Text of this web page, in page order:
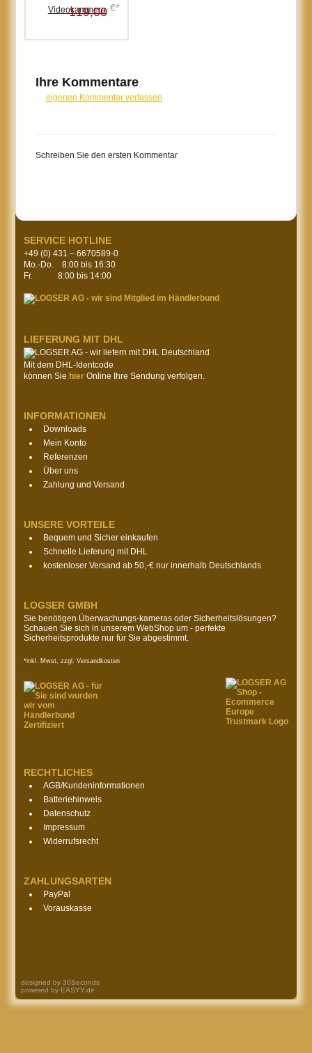
119,00 €*
Ihre Kommentare
eigenen Kommentar verfassen
Schreiben Sie den ersten Kommentar
SERVICE HOTLINE
+49 (0) 431 – 6670589-0
Mo.-Do. 8:00 bis 16:30
Fr. 8:00 bis 14:00
LIEFERUNG MIT DHL
Mit dem DHL-Identcode
können Sie hierOnline Ihre Sendung verfolgen.
INFORMATIONEN
Downloads
Mein Konto
Referenzen
Über uns
Zahlung und Versand
UNSERE VORTEILE
Bequem und Sicher einkaufen
Schnelle Lieferung mit DHL
kostenloser Versand ab 50,-€ nur innerhalb Deutschlands
LOGSER GMBH
Sie benötigen Überwachungs-kameras oder Sicherheitslösungen?
Schauen Sie sich in unserem WebShop um - perfekte
Sicherheitsprodukte nur für Sie abgestimmt.
*inkl. Mwst, zzgl. Versandkosten
RECHTLICHES
AGB/Kundeninformationen
Batteriehinweis
Datenschutz
Impressum
Widerrufsrecht
ZAHLUNGSARTEN
PayPal
Vorauskasse
designed by30Seconds
powered byEASYY.de